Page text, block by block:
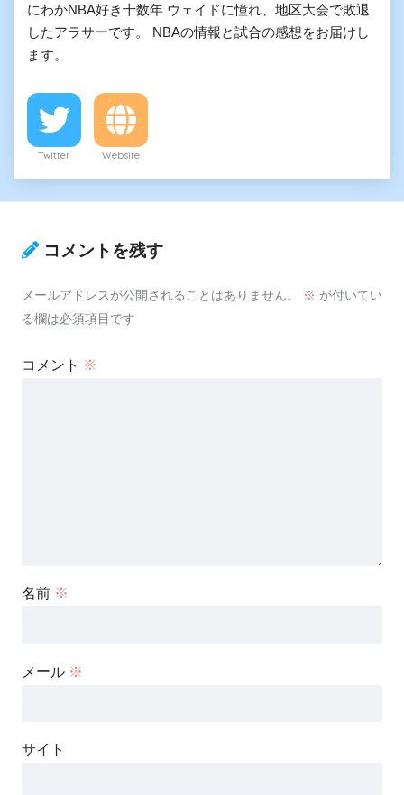
にわかNBA好き十数年 ウェイドに憧れ、地区大会で敗退
したアラサーです。 NBAの情報と試合の感想をお届けし
ます。
Twitter Website
コメントを残す
メールアドレスが公開されることはありません。 ※ が付いてい
る欄は必須項目です
コメント ※
名前 ※
メール ※
サイト